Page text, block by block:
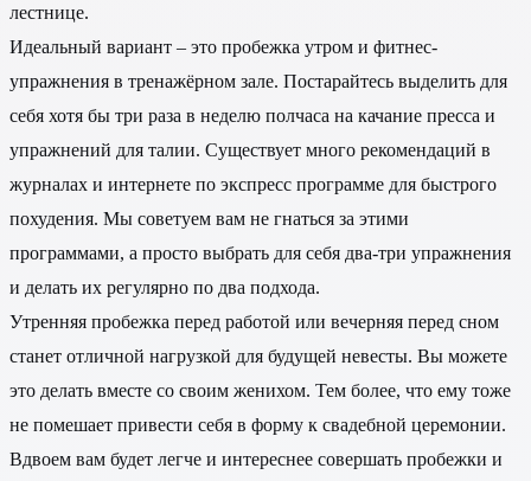
лестнице.
Идеальный вариант – это пробежка утром и фитнес-
упражнения в тренажёрном зале. Постарайтесь выделить для
себя хотя бы три раза в неделю полчаса на качание пресса и
упражнений для талии. Существует много рекомендаций в
журналах и интернете по экспресс программе для быстрого
похудения. Мы советуем вам не гнаться за этими
программами, а просто выбрать для себя два-три упражнения
и делать их регулярно по два подхода.
Утренняя пробежка перед работой или вечерняя перед сном
станет отличной нагрузкой для будущей невесты. Вы можете
это делать вместе со своим женихом. Тем более, что ему тоже
не помешает привести себя в форму к свадебной церемонии.
Вдвоем вам будет легче и интереснее совершать пробежки и